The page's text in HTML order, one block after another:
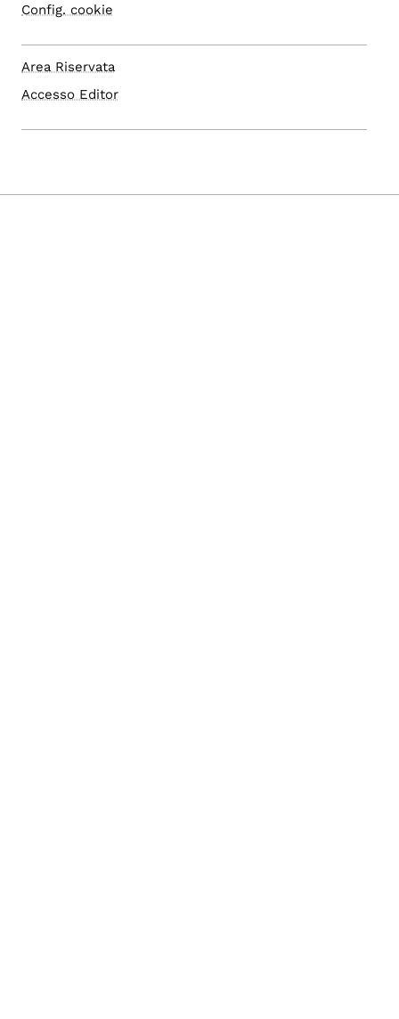
Config. cookie
Area Riservata
Accesso Editor